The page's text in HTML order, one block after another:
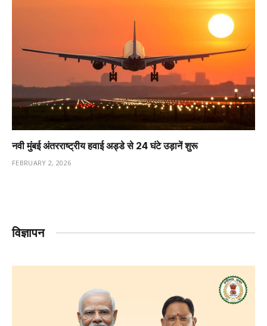
नवी मुंबई अंतरराष्ट्रीय हवाई अड्डे से 24 घंटे उड़ानें शुरू
FEBRUARY 2, 2026
विज्ञापन